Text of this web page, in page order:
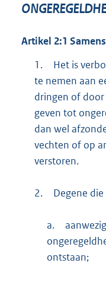
Artikel 2:1
1.
Het is
te nemen aan
dringen of
geven tot
dan wel
vechten of op
verstoren.
2. Degene
a.
ontstaan;